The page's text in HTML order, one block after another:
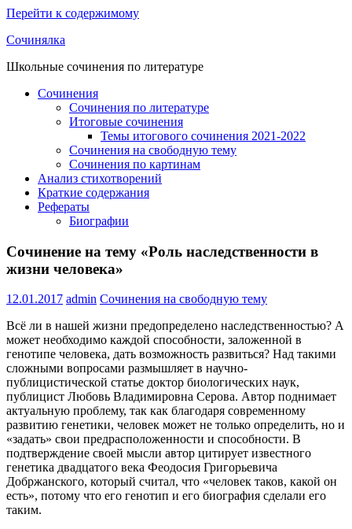
Перейти к содержимому
Сочинялка
Школьные сочинения по литературе
Сочинения
Сочинения по литературе
Итоговые сочинения
Темы итогового сочинения 2021-2022
Сочинения на свободную тему
Сочинения по картинам
Анализ стихотворений
Краткие содержания
Рефераты
Биографии
Сочинение на тему «Роль наследственности в
жизни человека»
12.01.2017 admin Сочинения на свободную тему
Всё ли в нашей жизни предопределено наследственностью? А
может необходимо каждой способности, заложенной в
генотипе человека, дать возможность развиться? Над такими
сложными вопросами размышляет в научно-
публицистической статье доктор биологических наук,
публицист Любовь Владимировна Серова. Автор поднимает
актуальную проблему, так как благодаря современному
развитию генетики, человек может не только определить, но и
«задать» свои предрасположенности и способности. В
подтверждение своей мысли автор цитирует известного
генетика двадцатого века Феодосия Григорьевича
Добржанского, который считал, что «человек таков, какой он
есть», потому что его генотип и его биография сделали его
таким.